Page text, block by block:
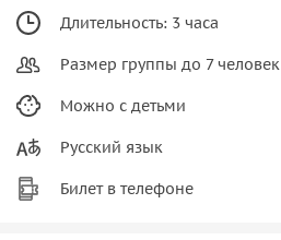
Длительность: 3 часа
Размер группы до 7 человек
Можно с детьми
Русский язык
Билет в телефоне